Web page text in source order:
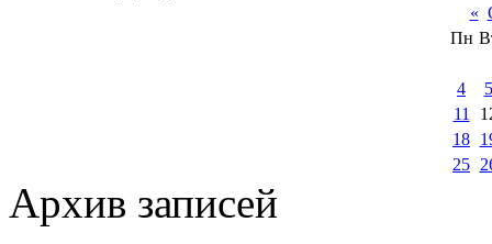
«
Пн
4
5
11
18
25
Архив записей